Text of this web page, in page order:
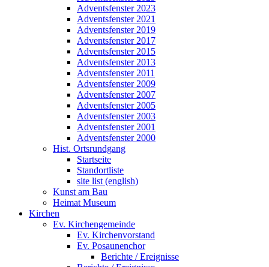
Adventsfenster 2023
Adventsfenster 2021
Adventsfenster 2019
Adventsfenster 2017
Adventsfenster 2015
Adventsfenster 2013
Adventsfenster 2011
Adventsfenster 2009
Adventsfenster 2007
Adventsfenster 2005
Adventsfenster 2003
Adventsfenster 2001
Adventsfenster 2000
Hist. Ortsrundgang
Startseite
Standortliste
site list (english)
Kunst am Bau
Heimat Museum
Kirchen
Ev. Kirchengemeinde
Ev. Kirchenvorstand
Ev. Posaunenchor
Berichte / Ereignisse